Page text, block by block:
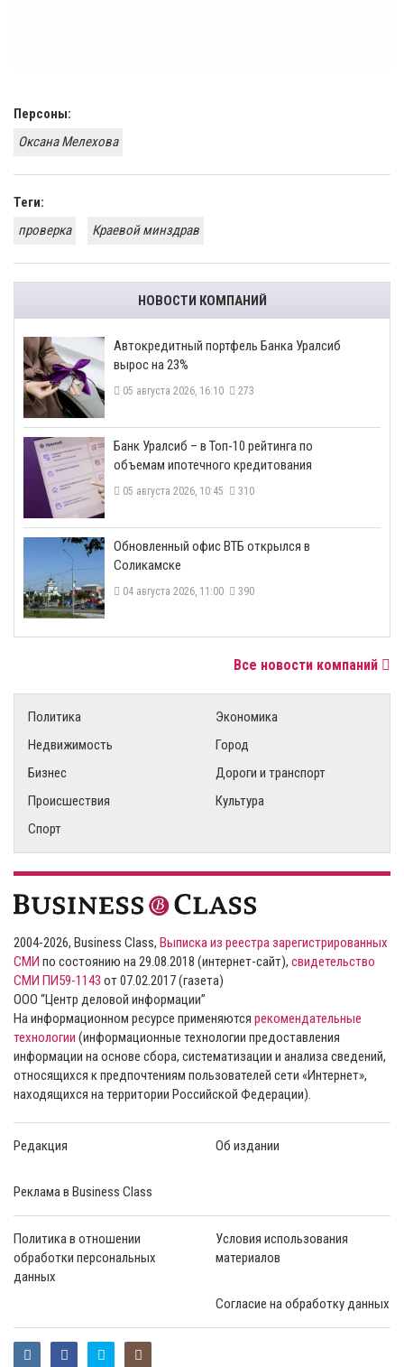
Персоны:
​Оксана Мелехова
Теги:
проверка
Краевой минздрав
НОВОСТИ КОМПАНИЙ
​Автокредитный портфель Банка Уралсиб
вырос на 23%
05 августа 2026, 16:10 273
​Банк Уралсиб – в Топ-10 рейтинга по
объемам ипотечного кредитования
05 августа 2026, 10:45 310
​Обновленный офис ВТБ открылся в
Соликамске
04 августа 2026, 11:00 390
Все новости компаний
Политика
Экономика
Недвижимость
Город
Бизнес
Дороги и транспорт
Происшествия
Культура
Спорт
2004-2026, Business Class, Выписка из реестра зарегистрированных
СМИ по состоянию на 29.08.2018 (интернет-сайт), свидетельство
СМИ ПИ59-1143 от 07.02.2017 (газета)
ООО “Центр деловой информации”
На информационном ресурсе применяются рекомендательные
технологии (информационные технологии предоставления
информации на основе сбора, систематизации и анализа сведений,
относящихся к предпочтениям пользователей сети «Интернет»,
находящихся на территории Российской Федерации).
Редакция Об издании
Реклама в Business Class
Политика в отношении
обработки персональных
данных
Условия использования
материалов
Согласие на обработку данных